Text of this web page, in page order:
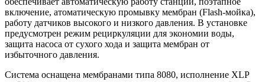
включение, атоматическую промывку мембран (Flash-мойка),
работу датчиков высокого и низкого давления. В установке
предусмотрен режим рециркуляции для экономии воды,
защита насоса от сухого хода и защита мембран от
избыточного давления.
Система оснащена мембранами типа 8080, исполнение XLP